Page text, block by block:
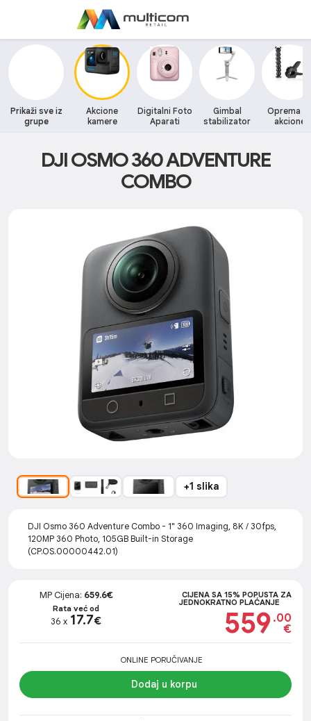
Prikaži sve iz
grupe
Akcione
kamere
Digitalni Foto
Aparati
Gimbal
stabilizator
Oprema
akcione
DJI OSMO 360 ADVENTURE
COMBO
+1 slika
DJI Osmo 360 Adventure Combo - 1" 360 Imaging, 8K / 30fps,
120MP 360 Photo, 105GB Built-in Storage
(CP.OS.00000442.01)
MP Cijena: 659.6€
Rata već od
36 x 17.7€
CIJENA SA 15% POPUSTA ZA
JEDNOKRATNO PLAĆANJE
559 .00
€
ONLINE PORUČIVANJE
Dodaj u korpu